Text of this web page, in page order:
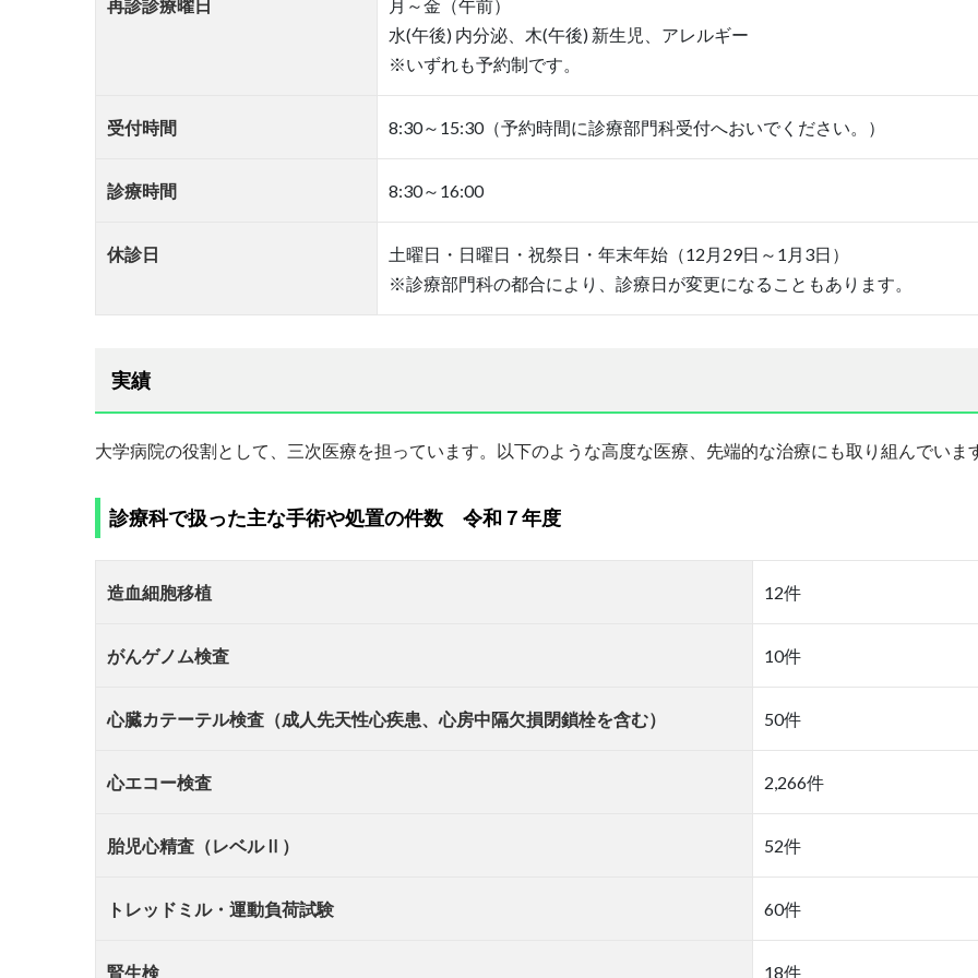
再診診療曜日
月～金（午前）
水(午後) 内分泌、木(午後) 新生児、アレルギー
※いずれも予約制です。
受付時間 8:30～15:30（予約時間に診療部門科受付へおいでください。）
診療時間 8:30～16:00
休診日
土曜日・日曜日・祝祭日・年末年始（12月29日～1月3日）
※診療部門科の都合により、診療日が変更になることもあります。
実績
大学病院の役割として、三次医療を担っています。以下のような高度な医療、先端的な治療にも取り組んでいま
診療科で扱った主な手術や処置の件数 令和７年度
造血細胞移植 12件
がんゲノム検査 10件
心臓カテーテル検査（成人先天性心疾患、心房中隔欠損閉鎖栓を含む） 50件
心エコー検査 2,266件
胎児心精査（レベルⅡ） 52件
トレッドミル・運動負荷試験 60件
腎生検 18件